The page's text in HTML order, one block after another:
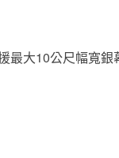
最大10公尺幅寬